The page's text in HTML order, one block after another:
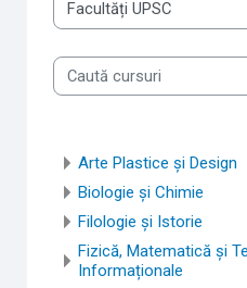
Categorii curs
Caută cursuri
Arte Plastice și Design
Biologie și Chimie
Filologie și Istorie
Fizică, Matematică și
Informaționale